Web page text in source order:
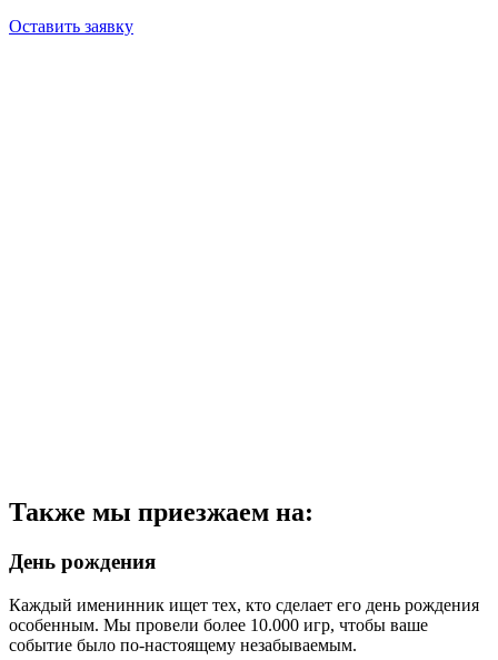
Оставить заявку
Также мы приезжаем на:
День рождения
Каждый именинник ищет тех, кто сделает его день рождения
особенным. Мы провели более 10.000 игр, чтобы ваше
событие было по-настоящему незабываемым.